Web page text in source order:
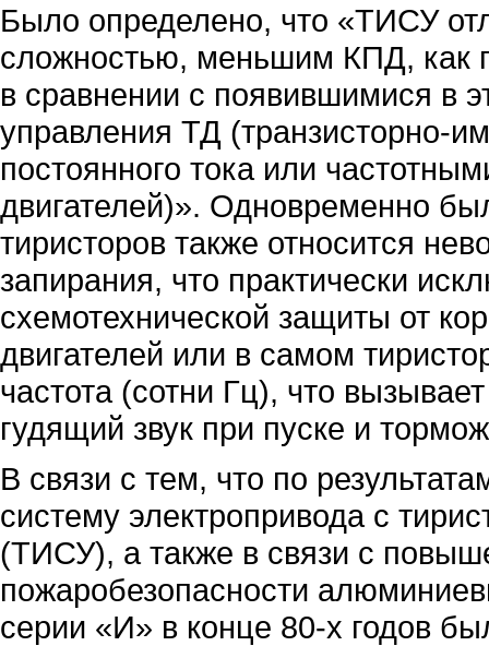
Было определено, что «ТИСУ
сложностью, меньшим КПД, как
в сравнении с появившимися в
управления ТД (транзисторно-
постоянного тока или
двигателей)». Одновременно
тиристоров также относится
запирания, что практически
схемотехнической защиты от
двигателей или в самом
частота (сотни Гц), что
гудящий звук при пуске и
В связи с тем, что по
систему электропривода с
(ТИСУ), а также в связи с
пожаробезопасности
серии «И» в конце 80-х годов